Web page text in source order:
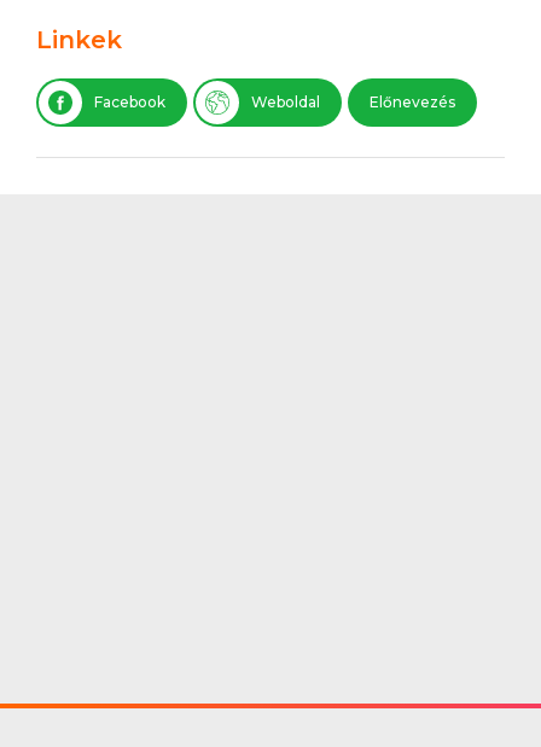
Linkek
Facebook Weboldal Előnevezés